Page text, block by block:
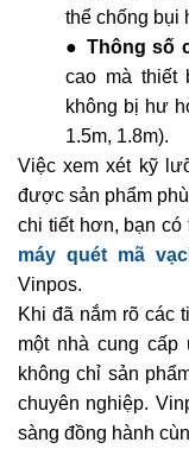
thể chống bụi
● Thông số
cao mà thiết
không bị hư
1.5m, 1.8m).
Việc xem xét kỹ
được sản phẩm
chi tiết hơn, bạn có
máy quét mã
Vinpos.
Khi đã nắm rõ các
một nhà cung
không chỉ sản
chuyên nghiệp.
sàng đồng hành